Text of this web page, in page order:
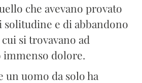
che avevano provato
solitudine e di abbandono
si trovavano ad
dolore.
un uomo da solo ha